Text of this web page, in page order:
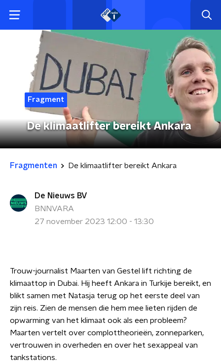
Fragment
De klimaatlifter bereikt Ankara
Fragmenten De klimaatlifter bereikt Ankara
De Nieuws BV
BNNVARA
27 november 2023 12:00 - 13:30
Trouw-journalist Maarten van Gestel lift richting de
klimaattop in Dubai. Hij heeft Ankara in Turkije bereikt, en
blikt samen met Natasja terug op het eerste deel van
zijn reis. Zien de mensen die hem mee lieten rijden de
opwarming van het klimaat ook als een probleem?
Maarten vertelt over complottheorieën, zonneparken,
vertrouwen in overheden en over het sexappeal van
tankstations.